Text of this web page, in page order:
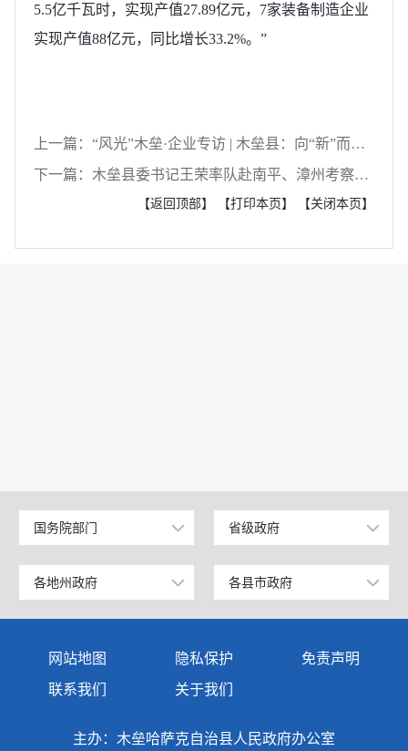
5.5亿千瓦时，实现产值27.89亿元，7家装备制造企业
实现产值88亿元，同比增长33.2%。”
上一篇：“风光”木垒·企业专访 | 木垒县：向“新”而行 点石成金 绿电激活玄武岩产业新动能
下一篇：木垒县委书记王荣率队赴南平、漳州考察学习
【返回顶部】 【打印本页】 【关闭本页】
国务院部门
公安部
工业和信息化部
科学技术部
教育部
国家发展和改革委员会
国防部
省级政府
北京
上海
广东
天津
江苏
山东
各地州政府
乌鲁木齐市
各县市政府
昌吉市
网站地图 隐私保护
免责声明
联系我们
关于我们
主办：木垒哈萨克自治县人民政府办公室